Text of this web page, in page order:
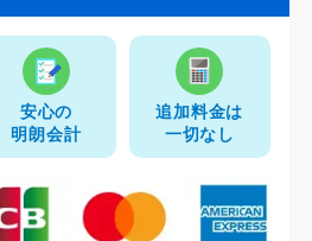
安心の
明朗会計
追加料金は
一切なし